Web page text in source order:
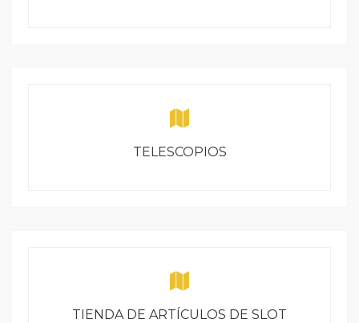
TELESCOPIOS
TIENDA DE ARTÍCULOS DE SLOT